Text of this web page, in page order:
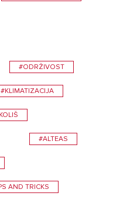
#ODRŽIVOST
#KLIMATIZACIJA
#ALTEAS
AND TRICKS